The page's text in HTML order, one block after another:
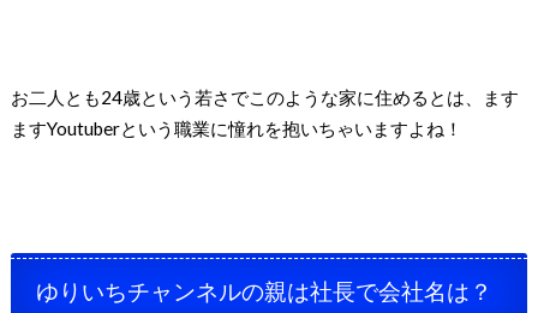
お二人とも24歳という若さでこのような家に住めるとは、ます
ますYoutuberという職業に憧れを抱いちゃいますよね！
ゆりいちチャンネルの親は社長で会社名は？